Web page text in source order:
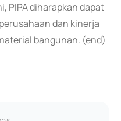
PIPA diharapkan dapat
dan kinerja
bangunan. (end)